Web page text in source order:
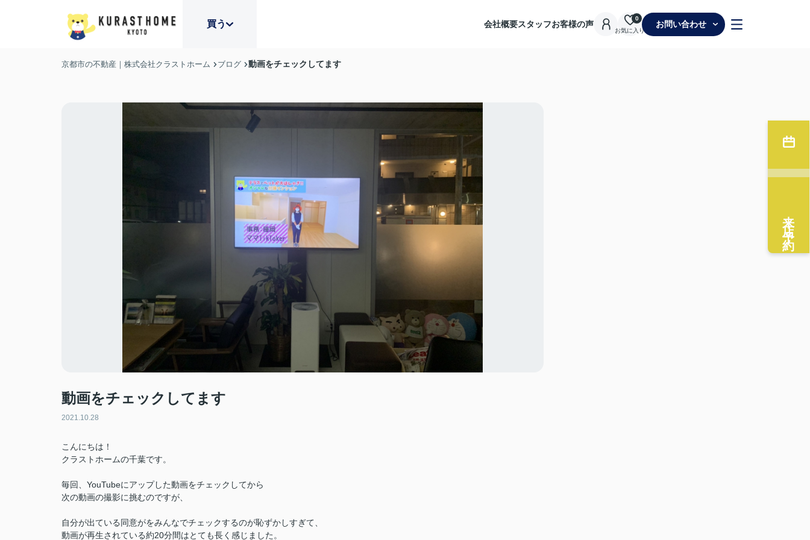
買う 会社概要スタッフお客様の声
お気に入り
0
お問い合わせ
京都市の不動産｜株式会社クラストホーム ブログ 動画をチェックしてます
動画をチェックしてます
2021.10.28
こんにちは！
クラストホームの千葉です。
毎回、YouTubeにアップした動画をチェックしてから
次の動画の撮影に挑むのですが、
自分が出ている同意がをみんなでチェックするのが恥ずかしすぎて、
動画が再生されている約20分間はとても長く感じました。
来店予約